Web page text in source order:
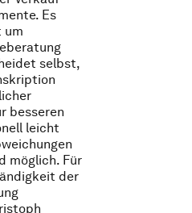
Es
um
selbst,
besseren
leicht
möglich. Für
der